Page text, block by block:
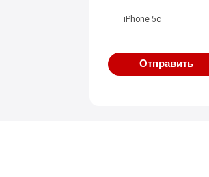
iPhone 5c
Отправить